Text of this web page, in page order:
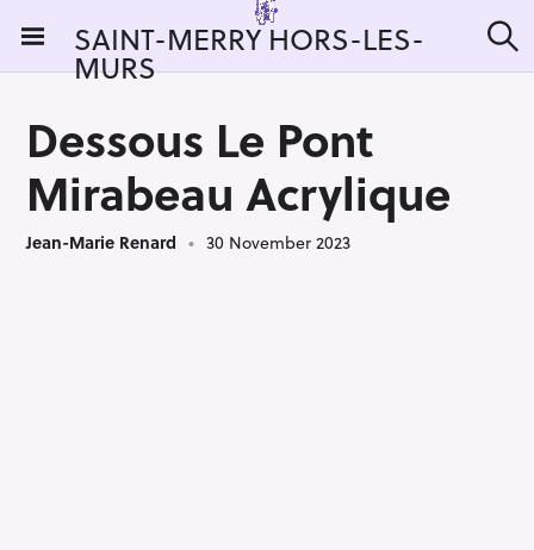
i
SAINT-MERRY HORS-LES-
MURS e
Dessous Le Pont
Mirabeau Acrylique
Jean-Marie Renard 30 November 2023